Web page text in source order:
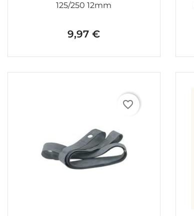
125/250 12mm
Prix
9,97 €
favorite_border